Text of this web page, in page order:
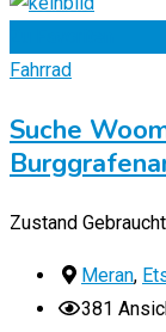
Fahrrad
Suche
Zustand Gebraucht
Meran,
381